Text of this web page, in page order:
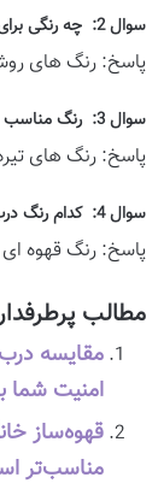
سوال 2: چه رنگی برای درب آکاردئونی ویلا مناسب است؟
پاسخ: رنگ های
سوال 3: رنگ مناسب درب آکاردئونی برای ورودی ساختمان اداری چیست؟
پاسخ: رنگ های
سوال 4: کدام رنگ درب آکاردئونی با دکوراسیون کلاسیک مطابقت دارد؟
پاسخ: رنگ قهوه
مطالب
مقایسه
امنیت شما
قهوه‌ساز
مناسب‌تر